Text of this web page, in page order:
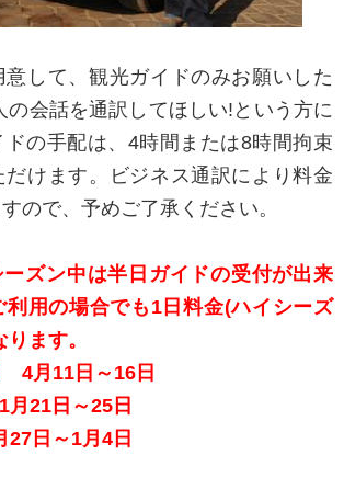
して、観光ガイドのみお願いした
の会話を通訳してほしい!という方に
の手配は、4時間または8時間拘束
だけます。ビジネス通訳により料金
ので、予めご了承ください。
ズン中は半日ガイドの受付が出来
利用の場合でも1日料金(ハイシーズ
ます。
4月11日～16日
月21日～25日
27日～1月4日